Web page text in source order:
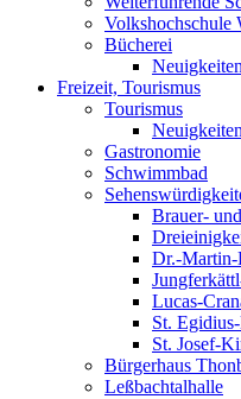
Volkshochschule
Bücherei
Freizeit, Tourismus
Tourismus
Neuigkeiten
Gastronomie
Schwimmbad
Brauer-
Dr.-
Lucas-
St.
St. Josef-
Bürgerhaus
Leßbachtalhalle